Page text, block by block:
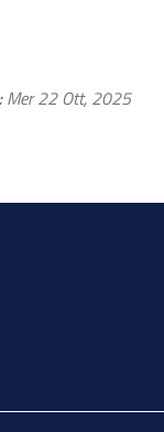
Mer 22 Ott, 2025